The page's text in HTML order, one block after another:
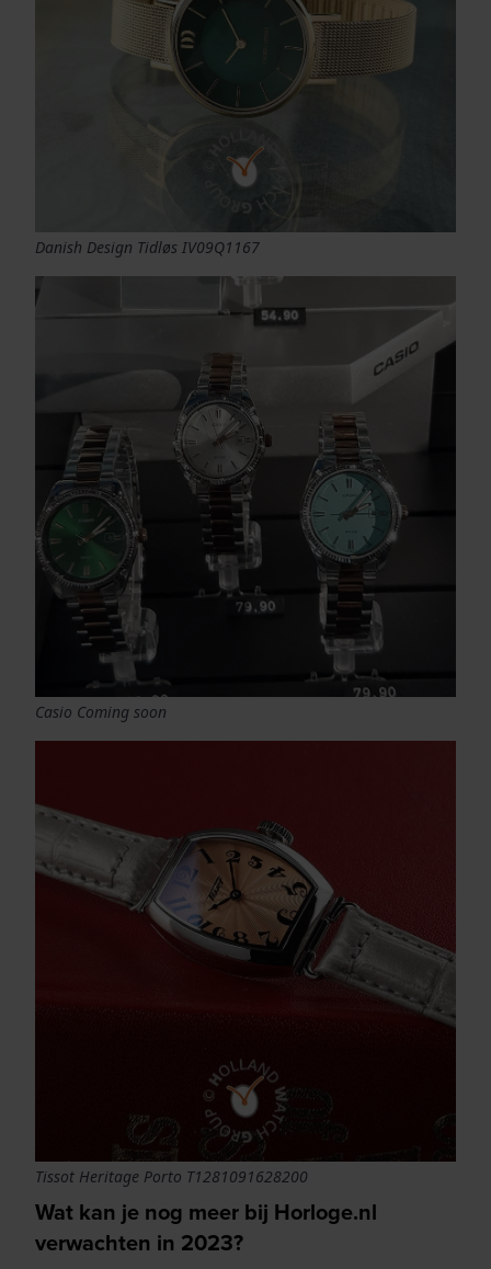
Danish Design Tidløs IV09Q1167
Casio Coming soon
Tissot Heritage Porto T1281091628200
Wat kan je nog meer bij Horloge.nl
verwachten in 2023?